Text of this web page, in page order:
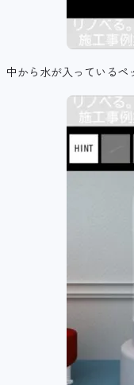
中から水が入っているペ